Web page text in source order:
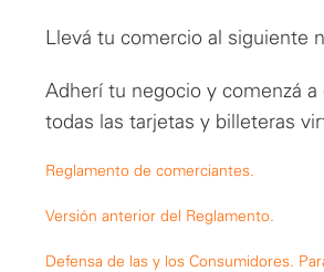
Llevá tu comercio al siguiente
Adherí tu negocio y comenzá a
todas las tarjetas y billeteras
Reglamento de comerciantes.
Versión anterior del Reglamento.
Defensa de las y los Consumidores.